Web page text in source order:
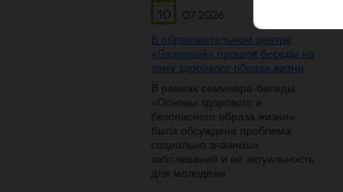
10
07.2026
В образовательном центре
«Лазурный» прошли беседы на
тему здорового образа жизни
В рамках семинара-беседы
«Основы здорового и
безопасного образа жизни»
была обсуждена проблема
социально значимых
заболеваний и её актуальность
для молодежи.